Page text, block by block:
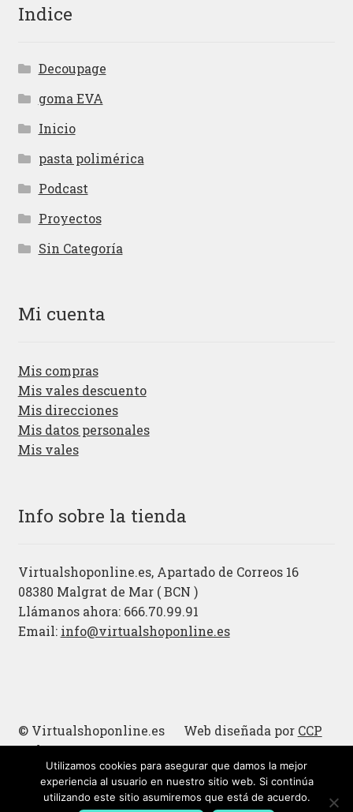
Indice
Decoupage
goma EVA
Inicio
pasta polimérica
Podcast
Proyectos
Sin Categoría
Mi cuenta
Mis compras
Mis vales descuento
Mis direcciones
Mis datos personales
Mis vales
Info sobre la tienda
Virtualshoponline.es, Apartado de Correos 16
08380 Malgrat de Mar ( BCN )
Llámanos ahora: 666.70.99.91
Email: info@virtualshoponline.es
© Virtualshoponline.es Web diseñada por CCP
Cadena
Cucharas de madera
Utilizamos cookies para asegurar que damos la mejor
experiencia al usuario en nuestro sitio web. Si continúa
utilizando este sitio asumiremos que está de acuerdo.